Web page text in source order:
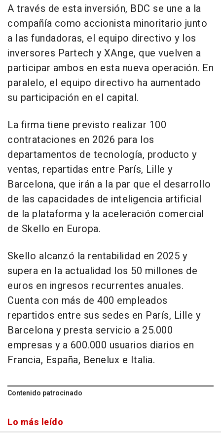
A través de esta inversión, BDC se une a la
compañía como accionista minoritario junto
a las fundadoras, el equipo directivo y los
inversores Partech y XAnge, que vuelven a
participar ambos en esta nueva operación. En
paralelo, el equipo directivo ha aumentado
su participación en el capital.
La firma tiene previsto realizar 100
contrataciones en 2026 para los
departamentos de tecnología, producto y
ventas, repartidas entre París, Lille y
Barcelona, que irán a la par que el desarrollo
de las capacidades de inteligencia artificial
de la plataforma y la aceleración comercial
de Skello en Europa.
Skello alcanzó la rentabilidad en 2025 y
supera en la actualidad los 50 millones de
euros en ingresos recurrentes anuales.
Cuenta con más de 400 empleados
repartidos entre sus sedes en París, Lille y
Barcelona y presta servicio a 25.000
empresas y a 600.000 usuarios diarios en
Francia, España, Benelux e Italia.
Contenido patrocinado
Lo más leído